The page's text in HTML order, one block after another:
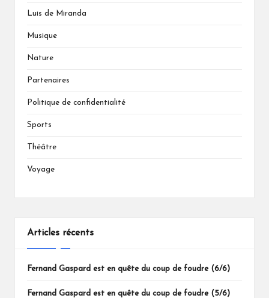
Luis de Miranda
Musique
Nature
Partenaires
Politique de confidentialité
Sports
Théâtre
Voyage
Articles récents
Fernand Gaspard est en quête du coup de foudre (6/6)
Fernand Gaspard est en quête du coup de foudre (5/6)